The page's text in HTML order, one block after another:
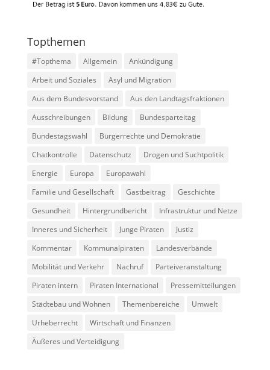
Topthemen
#Topthema Allgemein
Ankündigung
Arbeit und Soziales
Asyl und Migration
Aus dem Bundesvorstand
Aus den Landtagsfraktionen
Ausschreibungen
Bildung
Bundesparteitag
Bundestagswahl
Bürgerrechte und Demokratie
Chatkontrolle
Datenschutz
Drogen und Suchtpolitik
Energie
Europa
Europawahl
Familie und Gesellschaft
Gastbeitrag
Geschichte
Gesundheit
Hintergrundbericht
Infrastruktur und Netze
Inneres und Sicherheit
Junge Piraten
Justiz
Kommentar
Kommunalpiraten
Landesverbände
Mobilität und Verkehr
Nachruf
Parteiveranstaltung
Piraten intern
Piraten International
Pressemitteilungen
Städtebau und Wohnen
Themenbereiche
Umwelt
Urheberrecht
Wirtschaft und Finanzen
Äußeres und Verteidigung